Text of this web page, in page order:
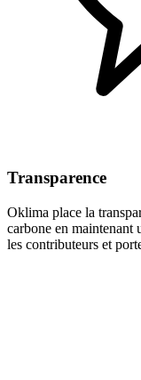
Transparence
Oklima place la
carbone en maintenant
les contributeurs et